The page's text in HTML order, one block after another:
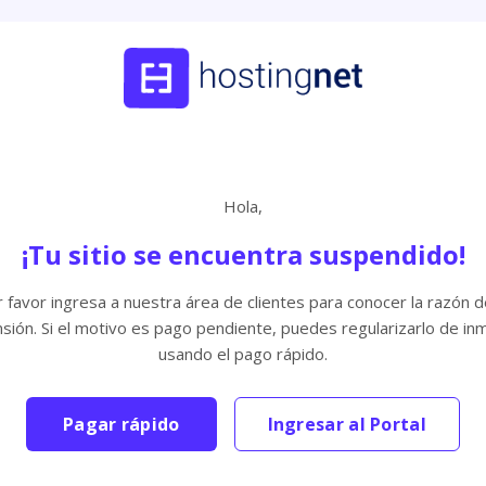
Hola,
¡Tu sitio se encuentra suspendido!
favor ingresa a nuestra área de clientes para conocer la razón
Si el motivo es pago pendiente, puedes regularizarlo de
usando el pago rápido.
Pagar rápido Ingresar al Portal